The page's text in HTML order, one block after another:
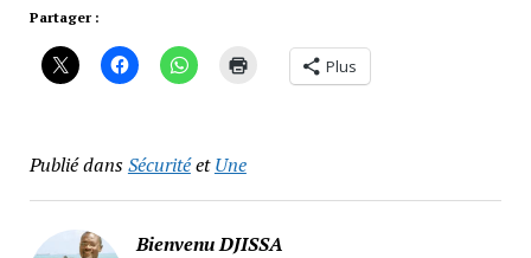
Partager :
Plus
Publié dansSécuritéetUne
Bienvenu DJISSA